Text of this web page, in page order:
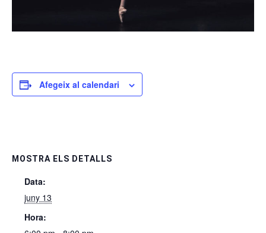
Afegeix al calendari
MOSTRA ELS DETALLS
Data:
juny 13
Hora: